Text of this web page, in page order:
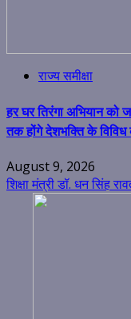
राज्य समीक्षा
हर घर तिरंगा अभियान
तक होंगे देशभक्ति के विविध
August 9, 2026
शिक्षा मंत्री डॉ. धन सिंह